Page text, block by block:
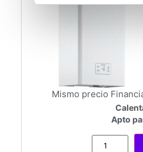
Mismo precio
Apto